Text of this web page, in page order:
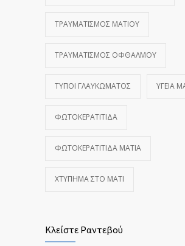
ΤΡΑΥΜΑΤΙΣΜΌΣ ΜΑΤΙΟΎ
ΤΡΑΥΜΑΤΙΣΜΌΣ ΟΦΘΑΛΜΟΎ
ΤΎΠΟΙ ΓΛΑΥΚΏΜΑΤΟΣ ΥΓΕΊΑ
ΦΩΤΟΚΕΡΑΤΊΤΙΔΑ
ΦΩΤΟΚΕΡΑΤΊΤΙΔΑ ΜΆΤΙΑ
ΧΤΎΠΗΜΑ ΣΤΟ ΜΆΤΙ
Κλείστε Ραντεβού